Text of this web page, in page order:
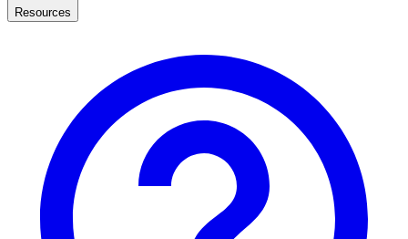
Resources